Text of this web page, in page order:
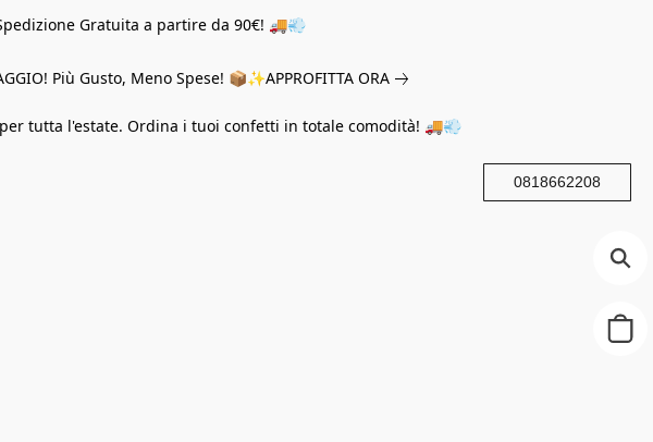
Gratuita a partire da 90€! 🚚💨
Più Gusto, Meno Spese! 📦✨APPROFITTA ORA
tutta l'estate. Ordina i tuoi confetti in totale comodità! 🚚💨
0818662208